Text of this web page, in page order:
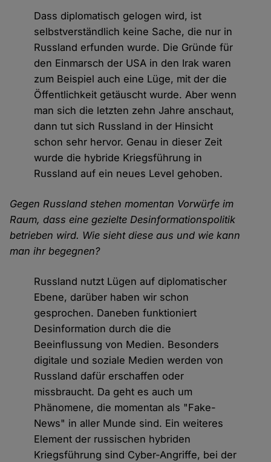
Dass diplomatisch gelogen wird, ist
selbstverständlich keine Sache, die nur in
Russland erfunden wurde. Die Gründe für
den Einmarsch der USA in den Irak waren
zum Beispiel auch eine Lüge, mit der die
Öffentlichkeit getäuscht wurde. Aber wenn
man sich die letzten zehn Jahre anschaut,
dann tut sich Russland in der Hinsicht
schon sehr hervor. Genau in dieser Zeit
wurde die hybride Kriegsführung in
Russland auf ein neues Level gehoben.
Gegen Russland stehen momentan Vorwürfe im
Raum, dass eine gezielte Desinformationspolitik
betrieben wird. Wie sieht diese aus und wie kann
man ihr begegnen?
Russland nutzt Lügen auf diplomatischer
Ebene, darüber haben wir schon
gesprochen. Daneben funktioniert
Desinformation durch die die
Beeinflussung von Medien. Besonders
digitale und soziale Medien werden von
Russland dafür erschaffen oder
missbraucht. Da geht es auch um
Phänomene, die momentan als "Fake-
News" in aller Munde sind. Ein weiteres
Element der russischen hybriden
Kriegsführung sind Cyber-Angriffe, bei der